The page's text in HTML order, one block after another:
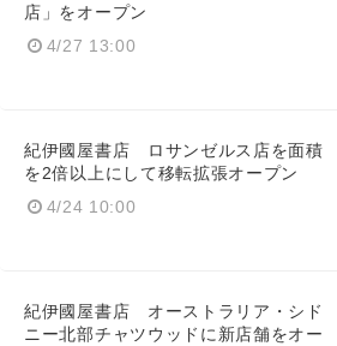
店」をオープン
4/27 13:00
紀伊國屋書店 ロサンゼルス店を面積
を2倍以上にして移転拡張オープン
4/24 10:00
紀伊國屋書店 オーストラリア・シド
ニー北部チャツウッドに新店舗をオー